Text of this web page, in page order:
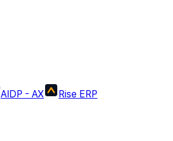
AIDP - AX Rise ERP